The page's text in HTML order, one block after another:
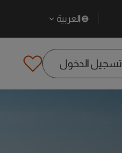
العربية
تسجيل الدخول